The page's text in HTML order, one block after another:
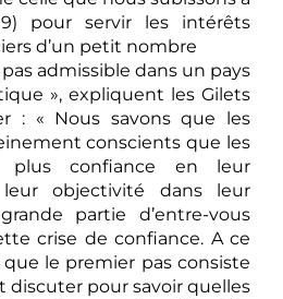
pour servir les intérêts
d’un petit nombre
admissible dans un pays
», expliquent les Gilets
: « Nous savons que les
conscients que les
plus confiance en leur
objectivité dans leur
partie d’entre-vous
crise de confiance. A ce
le premier pas consiste
discuter pour savoir quelles